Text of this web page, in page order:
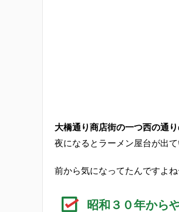
大橋通り商店街の一つ西の通
夜になるとラーメン屋台が出て
前から気になってたんですよね
昭和３０年から